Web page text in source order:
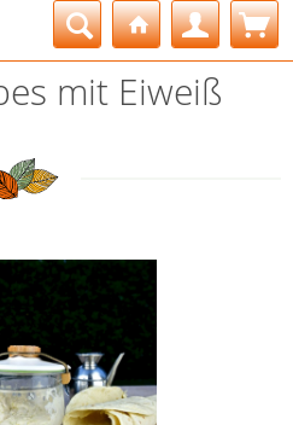
mit Eiweiß